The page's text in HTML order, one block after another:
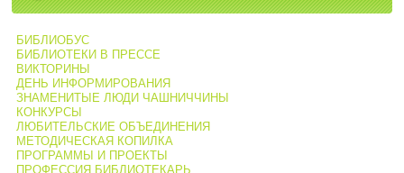
БИБЛИОБУС
БИБЛИОТЕКИ В ПРЕССЕ
ВИКТОРИНЫ
ДЕНЬ ИНФОРМИРОВАНИЯ
ЗНАМЕНИТЫЕ ЛЮДИ ЧАШНИЧЧИНЫ
КОНКУРСЫ
ЛЮБИТЕЛЬСКИЕ ОБЪЕДИНЕНИЯ
МЕТОДИЧЕСКАЯ КОПИЛКА
ПРОГРАММЫ И ПРОЕКТЫ
ПРОФЕССИЯ БИБЛИОТЕКАРЬ